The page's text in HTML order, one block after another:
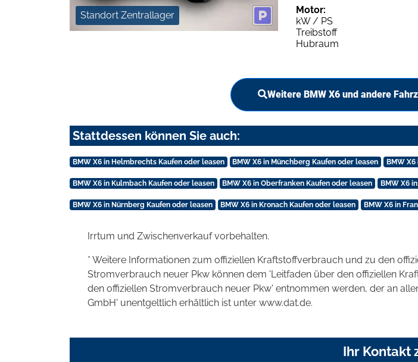
Standort Zentrallager
Motor:
kW / PS
Treibstoff
Hubraum
Weitere BMW X6 und andere
Stattdessen können Sie auch:
BMW X6 in Helmbrechts Kaufen oder leasen BMW X6 in Münchberg Kaufen oder leasen BMW X6
BMW X6 in Kulmbach Kaufen oder leasen BMW X6 in Oberfranken Kaufen oder leasen BMW X6
BMW X6 in Nürnberg Kaufen oder leasen BMW X6 in Kronach Kaufen oder leasen BMW X6 in
Irrtum und Zwischenverkauf vorbehalten.
* Weitere Informationen zum offiziellen Kraftstoffverbrauch und zu den
Stromverbrauch neuer Pkw können dem 'Leitfaden über den offiziellen
den offiziellen Stromverbrauch neuer Pkw' entnommen werden, der an
GmbH' unentgeltlich erhältlich ist unter www.dat.de.
Ihr Kontakt